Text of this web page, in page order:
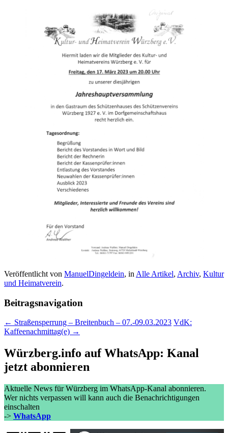
Veröffentlicht von ManuelDingeldein, in Alle Artikel, Archiv, Kultur
und Heimatverein.
Beitragsnavigation
← Straßensperrung – Breitenbuch – 07.-09.03.2023 VdK:
Kaffeenachmittag(e) →
Würzberg.info auf WhatsApp: Kanal
jetzt abonnieren
Aktuelle News für Würzberg im WhatsApp-Kanal abonnieren.
Wer nichts verpassen will kann auch die Benachrichtigungen
einschalten
-> WhatsApp